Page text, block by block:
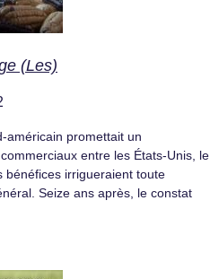
(Les)
américain promettait un
entre les États-Unis, le
bénéfices irrigueraient toute
Seize ans après, le constat